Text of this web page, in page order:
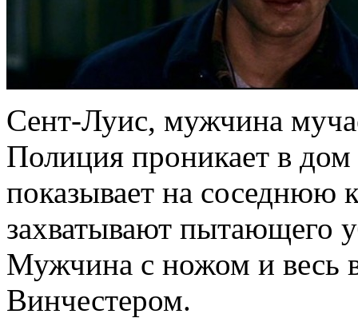
Сент-Луис, мужчина
Полиция проникает в
показывает на соседнюю
захватывают пытающего
Мужчина с ножом и весь
Винчестером.